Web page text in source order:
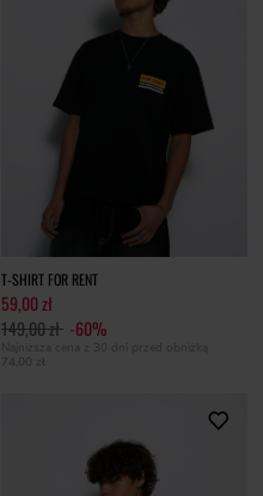
T-SHIRT FOR RENT
59,00 zł
149,00 zł -60%
Najniższa cena z 30 dni przed obniżką
74,00 zł